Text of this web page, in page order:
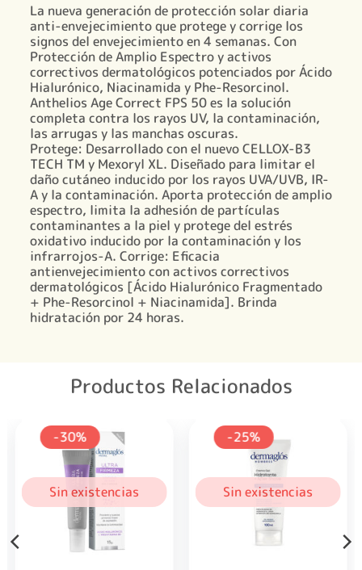
La nueva generación de protección solar diaria
anti-envejecimientoque protege y corrige los
signos del envejecimientoen 4 semanas. Con
Protección de Amplio Espectro y activos
correctivos dermatológicos potenciados por Ácido
Hialurónico, Niacinamida y Phe-Resorcinol.
Anthelios Age Correct FPS 50es la solución
completa contra los rayos UV, la contaminación,
las arrugas y las manchas oscuras.
Protege: Desarrollado con el nuevo CELLOX-B3
TECH TM y Mexoryl XL. Diseñado para limitar el
daño cutáneo inducido por los rayos UVA/UVB, IR-
A y la contaminación. Aporta protección de amplio
espectro, limita la adhesión de partículas
contaminantes a la piel y protege del estrés
oxidativo inducido por la contaminación y los
infrarrojos-A. Corrige: Eficacia
antienvejecimiento con activos correctivos
dermatológicos [Ácido Hialurónico Fragmentado
+ Phe-Resorcinol + Niacinamida]. Brinda
hidratación por 24 horas.
Productos Relacionados
-30%
Sin existencias
-25%
Sin existencias